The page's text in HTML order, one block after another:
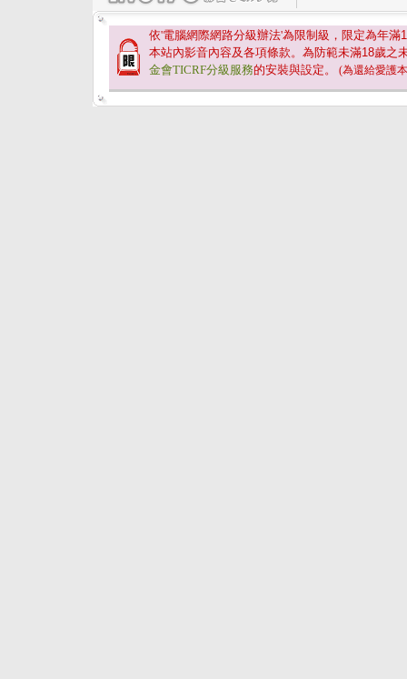
依'電腦網際網路分級辦法'為限制級，限定為年滿
本站內影音內容及各項條款。為防範未滿18歲之
金會TICRF分級服務的安裝與設定。 (為還給愛護